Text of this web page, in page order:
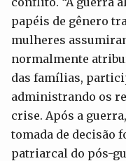
papéis de gênero
mulheres
normalmente
das famílias,
administrando os
crise. Após a
tomada de decisão
patriarcal do pós-